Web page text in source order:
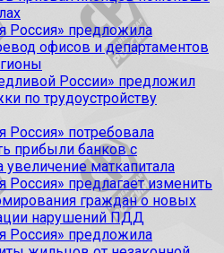
Россия» предложила
офисов и департаментов
России» предложил
по трудоустройству
Россия» потребовала
прибыли банков с
увеличение маткапитала
Россия» предлагает изменить
граждан о новых
нарушений ПДД
Россия» предложила